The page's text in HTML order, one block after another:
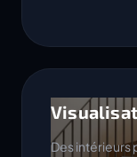
Des intérieurs